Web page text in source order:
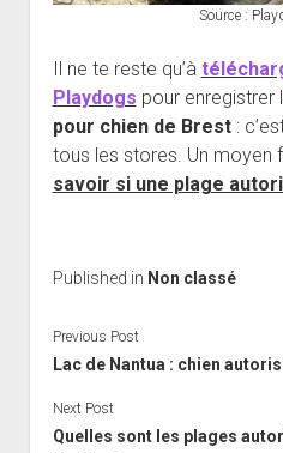
Source :
Il ne te reste qu’à
Playdogs pour enregistrer
pour chien de Brest:
tous les stores. Un
savoir si une plage
Published in Non classé
Previous Post
Lac de Nantua : chien
Next Post
Quelles sont les plages